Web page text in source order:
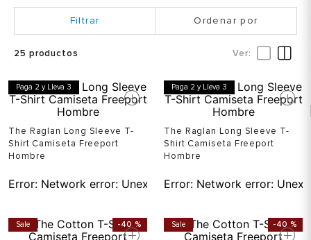
Ordenar por
25 productos
Paga 2 y Lleva 3
The Raglan Long Sleeve T-
Shirt Camiseta Freeport
Hombre
Error: Network error: Unexpected token T in JSON at
Paga 2 y Lleva 3
The Raglan Long Sleeve T-
Shirt Camiseta Freeport
Hombre
Error: Network error:
Sale -40 % Sale -40 %
klein
tommy hilfiger
balance 574
mujer